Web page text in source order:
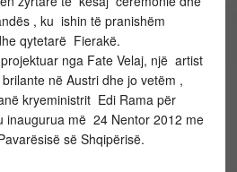
, ku ishin të pranishëm
qytetarë Fierakë.
nga Fate Velaj, një artist
në Austri dhe jo vetëm ,
kryeministrit Edi Rama për
inaugurua më 24 Nentor 2012 me
së Shqipërisë.